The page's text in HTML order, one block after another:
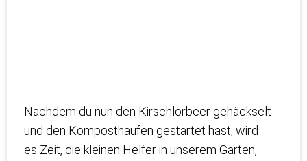
Nachdem du nun den Kirschlorbeer gehäckselt
und den Komposthaufen gestartet hast, wird
es Zeit, die kleinen Helfer in unserem Garten,